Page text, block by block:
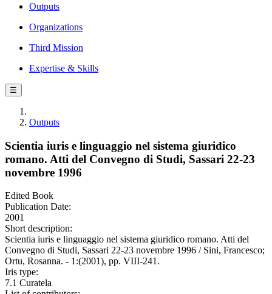
Outputs
Organizations
Third Mission
Expertise & Skills
☰
Outputs
Scientia iuris e linguaggio nel sistema giuridico
romano. Atti del Convegno di Studi, Sassari 22-23
novembre 1996
Edited Book
Publication Date:
2001
Short description:
Scientia iuris e linguaggio nel sistema giuridico romano. Atti del
Convegno di Studi, Sassari 22-23 novembre 1996 / Sini, Francesco;
Ortu, Rosanna. - 1:(2001), pp. VIII-241.
Iris type:
7.1 Curatela